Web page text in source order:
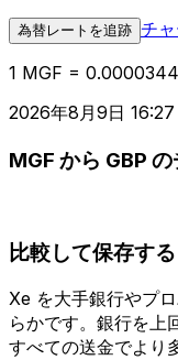
為替レートを追跡 チ
1 MGF =
2026年8月9日
MGF から GBP
比較して保存する
Xe を大手銀行やプ
らかです。銀行を上
すべての送金でより